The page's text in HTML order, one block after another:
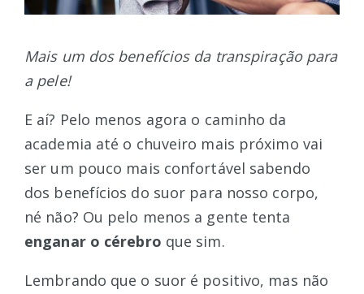
Mais um dos benefícios da transpiração para
a pele!
E aí? Pelo menos agora o caminho da
academia até o chuveiro mais próximo vai
ser um pouco mais confortável sabendo
dos benefícios do suor para nosso corpo,
né não? Ou pelo menos a gente tenta
enganar o cérebro que sim.
Lembrando que o suor é positivo, mas não